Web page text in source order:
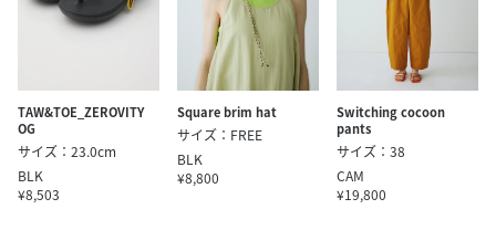
TAW&TOE_ZEROVITY
OG
サイズ：23.0cm
BLK
¥8,503
Square brim hat
サイズ：FREE
BLK
¥8,800
Switching cocoon
pants
サイズ：38
CAM
¥19,800